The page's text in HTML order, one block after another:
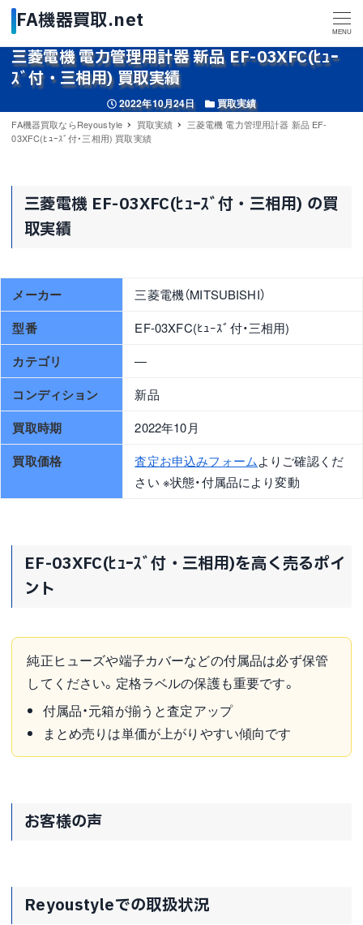
MENU
三菱電機 電力管理用計器 新品 EF-03XFC(ﾋｭｰ
ｽﾞ付・三相用) 買取実績
投稿日
2022年10月24日 カテゴリー
買取実績
FA機器買取ならReyoustyle 買取実績
三菱電機 電力管理用計器 新品 EF-
03XFC(ﾋｭｰｽﾞ付・三相用) 買取実績
三菱電機 EF-03XFC(ﾋｭｰｽﾞ付・三相用) の買
取実績
メーカー 三菱電機（MITSUBISHI）
型番 EF-03XFC(ﾋｭｰｽﾞ付・三相用)
カテゴリ —
コンディション 新品
買取時期 2022年10月
買取価格 査定お申込みフォームよりご確認くだ
さい ※状態・付属品により変動
EF-03XFC(ﾋｭｰｽﾞ付・三相用)を高く売るポイ
ント
純正ヒューズや端子カバーなどの付属品は必ず保管
してください。定格ラベルの保護も重要です。
付属品・元箱が揃うと査定アップ
まとめ売りは単価が上がりやすい傾向です
お客様の声
Reyoustyleでの取扱状況